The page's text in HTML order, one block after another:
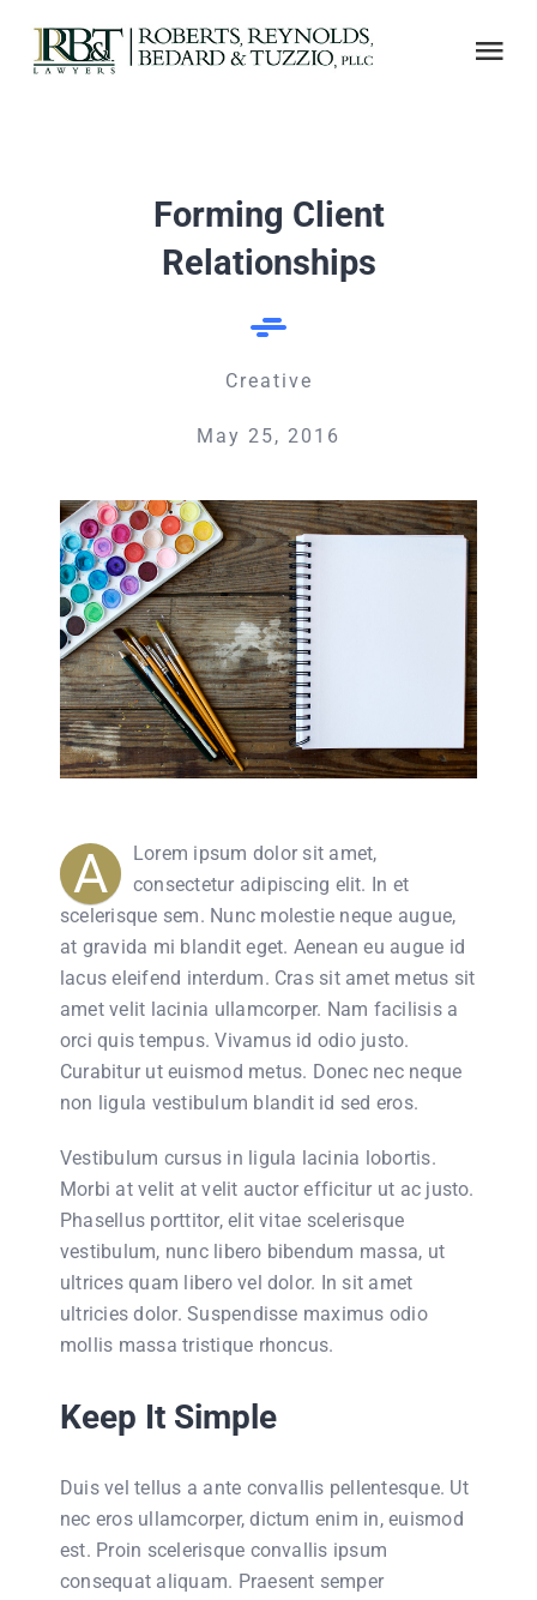
content
AREAS OF PRACTICE
CONTACT
Forming Client
Relationships
Creative
May 25, 2016
A
Lorem ipsum dolor sit amet,
consectetur adipiscing elit. In et
scelerisque sem. Nunc molestie neque augue,
at gravida mi blandit eget. Aenean eu augue id
lacus eleifend interdum. Cras sit amet metus sit
amet velit lacinia ullamcorper. Nam facilisis a
orci quis tempus. Vivamus id odio justo.
Curabitur ut euismod metus. Donec nec neque
non ligula vestibulum blandit id sed eros.
Vestibulum cursus in ligula lacinia lobortis.
Morbi at velit at velit auctor efficitur ut ac justo.
Phasellus porttitor, elit vitae scelerisque
vestibulum, nunc libero bibendum massa, ut
ultrices quam libero vel dolor. In sit amet
ultricies dolor. Suspendisse maximus odio
mollis massa tristique rhoncus.
Keep It Simple
Duis vel tellus a ante convallis pellentesque. Ut
nec eros ullamcorper, dictum enim in, euismod
est. Proin scelerisque convallis ipsum
consequat aliquam. Praesent semper